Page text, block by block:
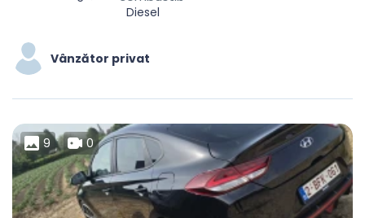
Diesel
Vânzător privat
9 0